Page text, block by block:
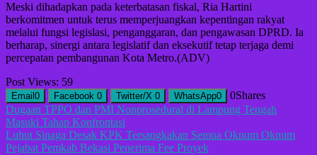
Meski dihadapkan pada keterbatasan fiskal, Ria Hartini
berkomitmen untuk terus memperjuangkan kepentingan rakyat
melalui fungsi legislasi, penganggaran, dan pengawasan DPRD. Ia
berharap, sinergi antara legislatif dan eksekutif tetap terjaga demi
percepatan pembangunan Kota Metro.(ADV)
Post Views: 59
Email 0 Facebook 0 Twitter/X 0 WhatsApp0 0Shares
Navigasi
pos
Dugaan TPPO dan PMI Nonprosedural di Lampung Tengah
Masuki Tahap Konfrontasi
Luhut Sinaga Desak KPK Tersangkakan Semua Oknum Oknum
Pejabat Pemkab Bekasi Penerima Fee Proyek